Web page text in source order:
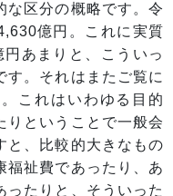
区分の概略です。令
億円。これに実質
あまりと、こういっ
す。それはまたご覧に
これはいわゆる目的
りということで一般会
と、比較的大きなもの
福祉費であったり、あ
ったりと、そういった